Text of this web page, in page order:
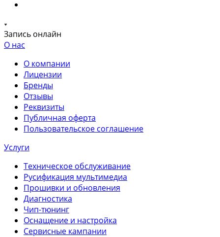
Запись онлайн
О нас
О компании
Лицензии
Бренды
Отзывы
Реквизиты
Публичная оферта
Пользовательское соглашение
Услуги
Техническое обслуживание
Русификация мультимедиа
Прошивки и обновления
Диагностика
Чип-тюнинг
Оснащение и настройка
Сервисные кампании